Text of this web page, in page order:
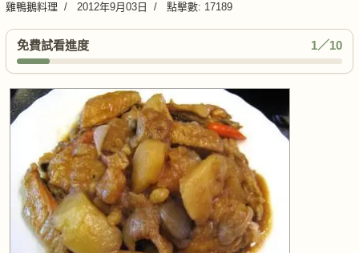
雞鴨鵝料理 2012年9月03日 點擊數: 17189
免費試看進度 1／10